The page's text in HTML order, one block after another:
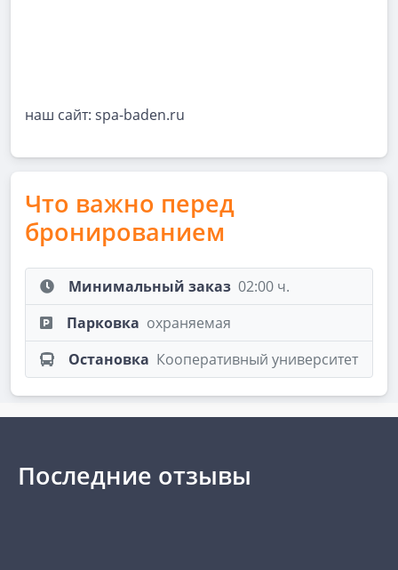
наш сайт: spa-baden.ru
Что важно перед
бронированием
Минимальный заказ 02:00 ч.
Парковка охраняемая
Остановка Кооперативный университет
Последние отзывы